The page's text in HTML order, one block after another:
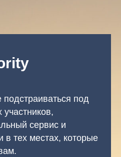
под
участников,
сервис и
в тех местах, которые